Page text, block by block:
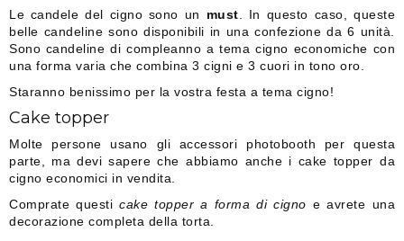
Le candele del cigno sono un must. In questo caso, queste
belle candeline sono disponibili in una confezione da 6 unità.
Sono candeline di compleanno a tema cigno economiche con
una forma varia che combina 3 cigni e 3 cuori in tono oro.
Staranno benissimo per la vostra festa a tema cigno!
Cake topper
Molte persone usano gli accessori photobooth per questa
parte, ma devi sapere che abbiamo anche i cake topper da
cigno economici in vendita.
Comprate questicake topper a forma di cigno e avrete una
decorazione completa della torta.